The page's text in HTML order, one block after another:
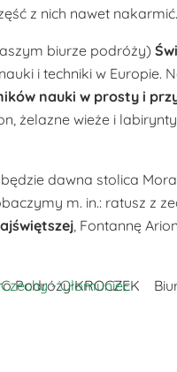
z nich nawet nakarmić.
biurze podróży)
i techniki w Europie.
nauki w prosty i
żelazne wieże i
dawna stolica
m. in.: ratusz z
, Fontannę
Podróży KROCZEK